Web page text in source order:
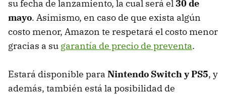
su fecha de lanzamiento, la cual será el30 de
mayo. Asimismo, en caso de que exista algún
costo menor, Amazon te respetará el costo menor
gracias a su garantía de precio de preventa.
Estará disponible para Nintendo Switch y PS5, y
además, también está la posibilidad de